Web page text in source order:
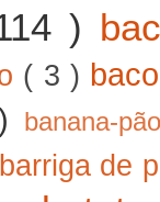
)
( 3 )
banana-
barriga de